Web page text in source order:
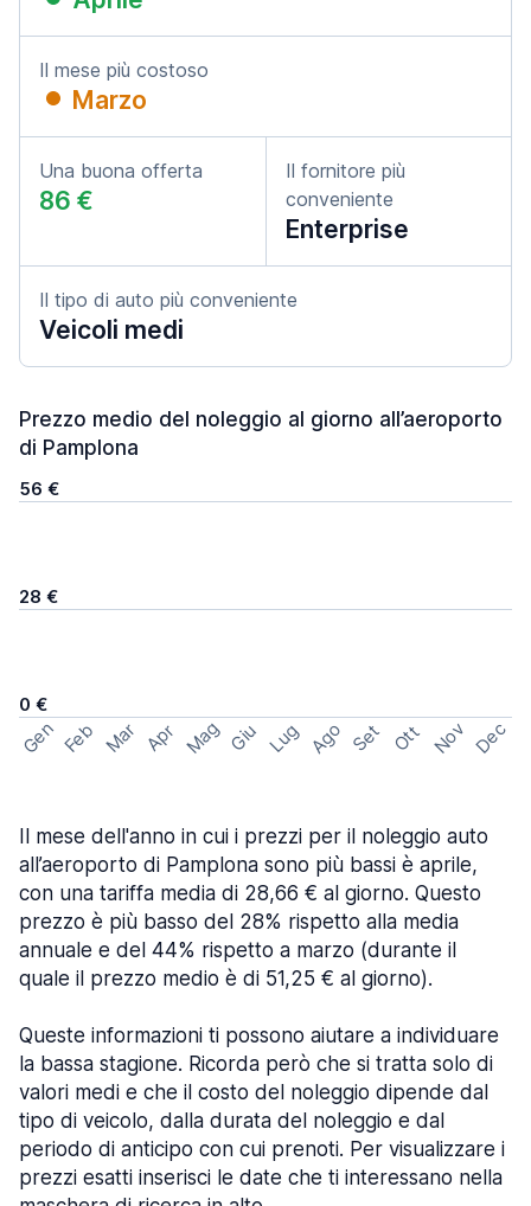
Il mese più costoso
Marzo
Una buona offerta
86 €
Il fornitore più
conveniente
Enterprise
Il tipo di auto più conveniente
Veicoli medi
Prezzo medio del noleggio al giorno all’aeroporto
di Pamplona
56 €
28 €
0 €
Gen Feb Mar Apr Mag Giu Lug Ago Set Ott Nov Dec
Il mese dell'anno in cui i prezzi per il noleggio auto
all’aeroporto di Pamplona sono più bassi è aprile,
con una tariffa media di 28,66 € al giorno. Questo
prezzo è più basso del 28% rispetto alla media
annuale e del 44% rispetto a marzo (durante il
quale il prezzo medio è di 51,25 € al giorno).
Queste informazioni ti possono aiutare a individuare
la bassa stagione. Ricorda però che si tratta solo di
valori medi e che il costo del noleggio dipende dal
tipo di veicolo, dalla durata del noleggio e dal
periodo di anticipo con cui prenoti. Per visualizzare i
prezzi esatti inserisci le date che ti interessano nella